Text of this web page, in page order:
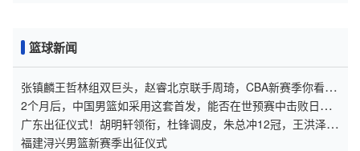
篮球新闻
张镇麟王哲林组双巨头，赵睿北京联手周琦，CBA新赛季你看好
谁？
2个月后，中国男篮如采用这套首发，能否在世预赛中击败日本
队？
广东出征仪式！胡明轩领衔，杜锋调皮，朱总冲12冠，王洪泽拿
旗帜
福建浔兴男篮新赛季出征仪式